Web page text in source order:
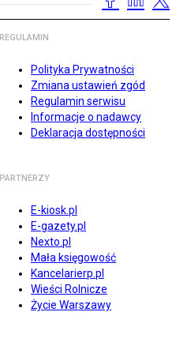
REGULAMIN
Polityka Prywatności
Zmiana ustawień zgód
Regulamin serwisu
Informacje o nadawcy
Deklaracja dostępności
PARTNERZY
E-kiosk.pl
E-gazety.pl
Nexto.pl
Mała księgowość
Kancelarierp.pl
Wieści Rolnicze
Życie Warszawy